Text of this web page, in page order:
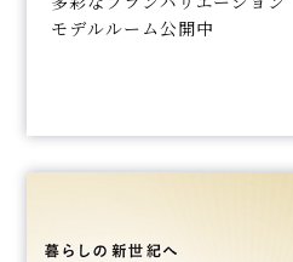
モデルルーム公開中